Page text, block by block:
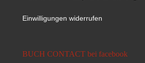
Einwilligungen widerrufen
BUCH CONTACT bei facebook